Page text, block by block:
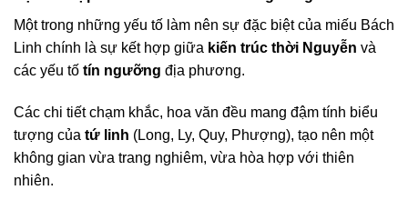
Một trong những yếu tố làm nên sự đặc biệt của miếu Bách
Linh chính là sự kết hợp giữa kiến trúc thời Nguyễn và
các yếu tố tín ngưỡng địa phương.
Các chi tiết chạm khắc, hoa văn đều mang đậm tính biểu
tượng của tứ linh (Long, Ly, Quy, Phượng), tạo nên một
không gian vừa trang nghiêm, vừa hòa hợp với thiên
nhiên.